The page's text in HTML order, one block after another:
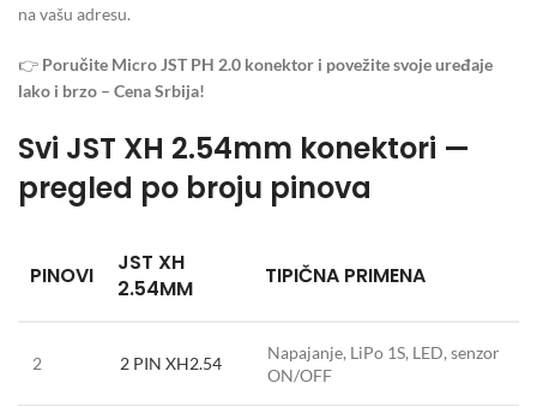
na vašu adresu.
👉 Poručite Micro JST PH 2.0 konektor i povežite svoje uređaje
lako i brzo – Cena Srbija!
Svi JST XH 2.54mm konektori —
pregled po broju pinova
PINOVI
JST XH
2.54MM
TIPIČNA PRIMENA
2 2 PIN XH2.54
Napajanje, LiPo 1S, LED, senzor
ON/OFF